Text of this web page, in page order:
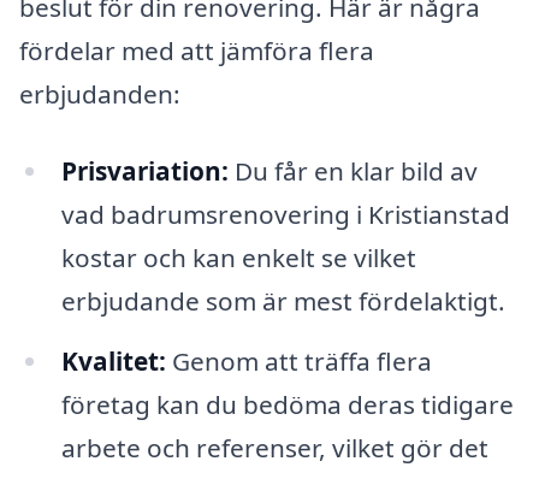
beslut för din renovering. Här är några
fördelar med att jämföra flera
erbjudanden:
Prisvariation: Du får en klar bild av
vad badrumsrenovering i Kristianstad
kostar och kan enkelt se vilket
erbjudande som är mest fördelaktigt.
Kvalitet: Genom att träffa flera
företag kan du bedöma deras tidigare
arbete och referenser, vilket gör det